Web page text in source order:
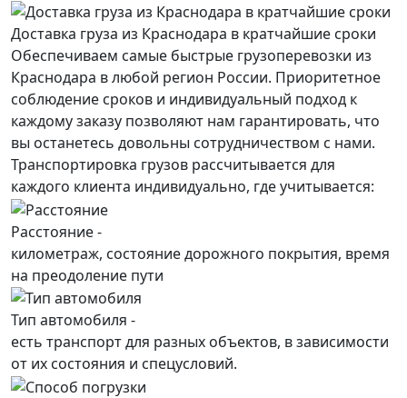
Доставка груза из Краснодара в кратчайшие сроки
Обеспечиваем самые быстрые грузоперевозки из
Краснодара в любой регион России. Приоритетное
соблюдение сроков и индивидуальный подход к
каждому заказу позволяют нам гарантировать, что
вы останетесь довольны сотрудничеством с нами.
Транспортировка грузов рассчитывается для
каждого клиента индивидуально, где учитывается:
Расстояние -
километраж, состояние дорожного покрытия, время
на преодоление пути
Тип автомобиля -
есть транспорт для разных объектов, в зависимости
от их состояния и спецусловий.